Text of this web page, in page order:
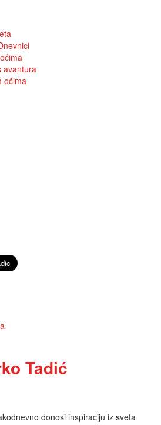
avantura
očima
donosi inspiraciju iz sveta